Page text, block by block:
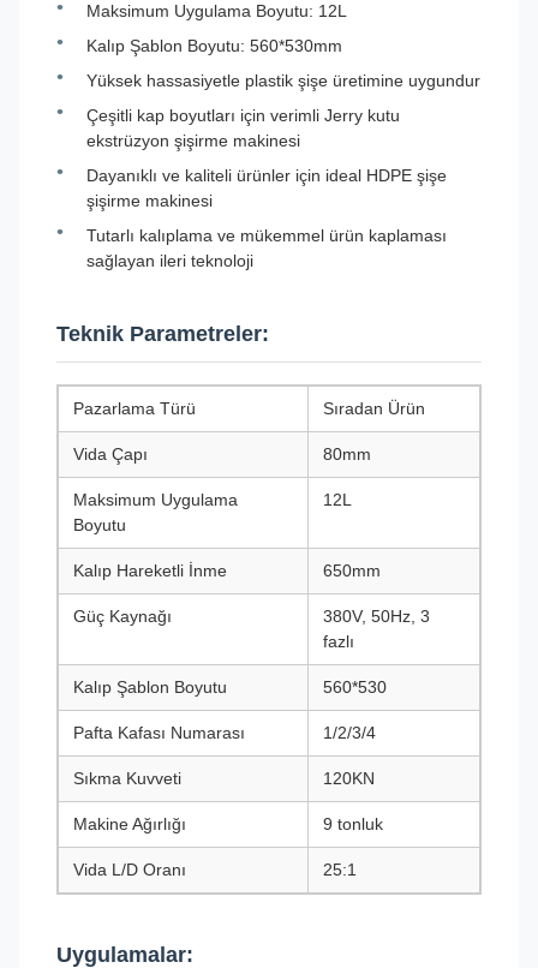
Maksimum Uygulama Boyutu: 12L
Kalıp Şablon Boyutu: 560*530mm
Yüksek hassasiyetle plastik şişe üretimine uygundur
Çeşitli kap boyutları için verimli Jerry kutu
ekstrüzyon şişirme makinesi
Dayanıklı ve kaliteli ürünler için ideal HDPE şişe
şişirme makinesi
Tutarlı kalıplama ve mükemmel ürün kaplaması
sağlayan ileri teknoloji
Teknik Parametreler:
Pazarlama Türü Sıradan Ürün
Vida Çapı 80mm
Maksimum Uygulama
Boyutu
12L
Kalıp Hareketli İnme 650mm
Güç Kaynağı
380V, 50Hz, 3
fazlı
Kalıp Şablon Boyutu 560*530
Pafta Kafası Numarası 1/2/3/4
Sıkma Kuvveti 120KN
Makine Ağırlığı 9 tonluk
Vida L/D Oranı 25:1
Uygulamalar: